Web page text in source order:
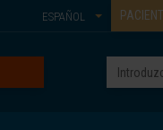
ESPAÑOL